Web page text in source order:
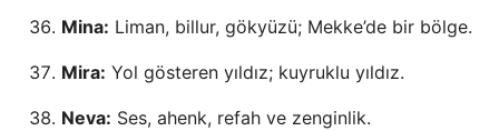
Mina: Liman, billur, gökyüzü; Mekke’de bir bölge.
Mira: Yol gösteren yıldız; kuyruklu yıldız.
Neva: Ses, ahenk, refah ve zenginlik.